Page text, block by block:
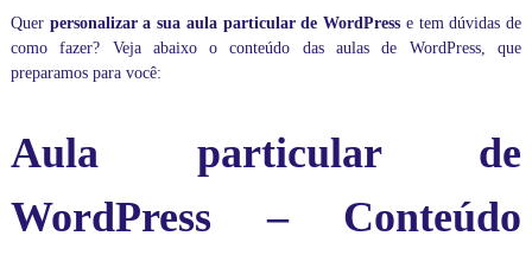
o
P
.
o
Quer personalizar a sua aula particular de WordPress e tem dúvidas de
como fazer? Veja abaixo o conteúdo das aulas de WordPress, que
preparamos para você:
Aula particular de
WordPress – Conteúdo